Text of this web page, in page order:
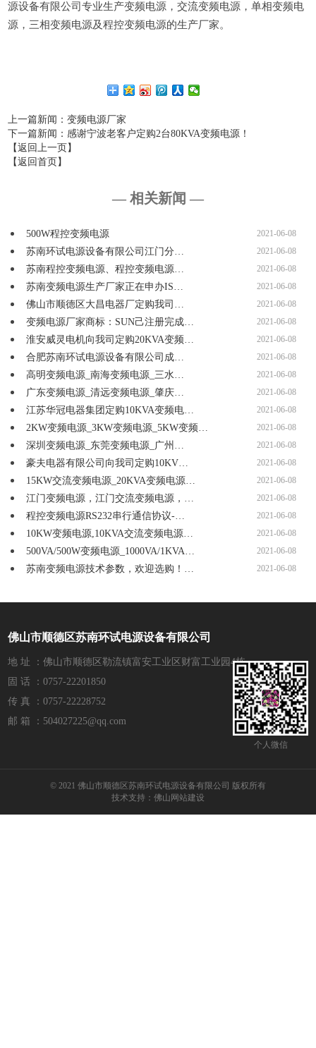
源设备有限公司专业生产变频电源，交流变频电源，单相变频电
源，三相变频电源及程控变频电源的生产厂家。
上一篇新闻 ：变频电源厂家
下一篇新闻 ：感谢宁波老客户定购2台80KVA变频电源！
【返回上一页】
【返回首页】
— 相关新闻 —
500W程控变频电源 2021-06-08
苏南环试电源设备有限公司江门分… 2021-06-08
苏南程控变频电源、程控变频电源… 2021-06-08
苏南变频电源生产厂家正在申办IS… 2021-06-08
佛山市顺德区大昌电器厂定购我司… 2021-06-08
变频电源厂家商标：SUN己注册完成… 2021-06-08
淮安威灵电机向我司定购20KVA变频… 2021-06-08
合肥苏南环试电源设备有限公司成… 2021-06-08
高明变频电源_南海变频电源_三水… 2021-06-08
广东变频电源_清远变频电源_肇庆… 2021-06-08
江苏华冠电器集团定购10KVA变频电… 2021-06-08
2KW变频电源_3KW变频电源_5KW变频… 2021-06-08
深圳变频电源_东莞变频电源_广州… 2021-06-08
豪夫电器有限公司向我司定购10KV… 2021-06-08
15KW交流变频电源_20KVA变频电源… 2021-06-08
江门变频电源，江门交流变频电源，… 2021-06-08
程控变频电源RS232串行通信协议-… 2021-06-08
10KW变频电源,10KVA交流变频电源… 2021-06-08
500VA/500W变频电源_1000VA/1KVA… 2021-06-08
苏南变频电源技术参数，欢迎选购！… 2021-06-08
佛山市顺德区苏南环试电源设备有限公司
地 址 ：佛山市顺德区勒流镇富安工业区财富工业园4栋
固 话 ：0757-22201850
传 真 ：0757-22228752
邮 箱 ：504027225@qq.com
个人微信
© 2021 佛山市顺德区苏南环试电源设备有限公司 版权所有
技术支持： 佛山网站建设